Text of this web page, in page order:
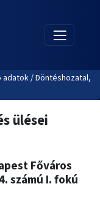
/ Döntéshozatal,
ülései
Főváros
számú I. fokú